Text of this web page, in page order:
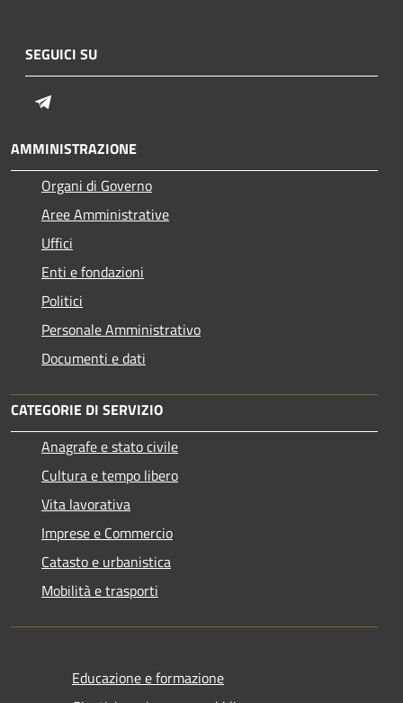
SEGUICI SU
AMMINISTRAZIONE
Organi di Governo
Aree Amministrative
Uffici
Enti e fondazioni
Politici
Personale Amministrativo
Documenti e dati
CATEGORIE DI SERVIZIO
Anagrafe e stato civile
Cultura e tempo libero
Vita lavorativa
Imprese e Commercio
Catasto e urbanistica
Mobilità e trasporti
Educazione e formazione